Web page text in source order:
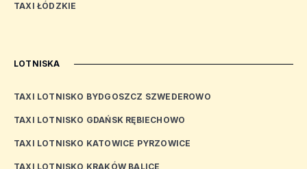
TAXI ŁÓDZKIE
LOTNISKA
TAXI LOTNISKO BYDGOSZCZ SZWEDEROWO
TAXI LOTNISKO GDAŃSK RĘBIECHOWO
TAXI LOTNISKO KATOWICE PYRZOWICE
TAXI LOTNISKO KRAKÓW BALICE